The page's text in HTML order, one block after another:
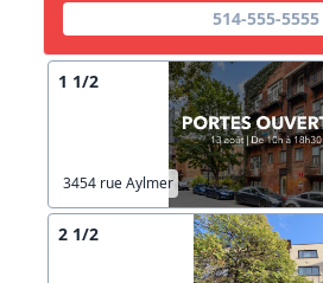
514-555-5555
1 1/2
3454 rue Aylmer
2 1/2